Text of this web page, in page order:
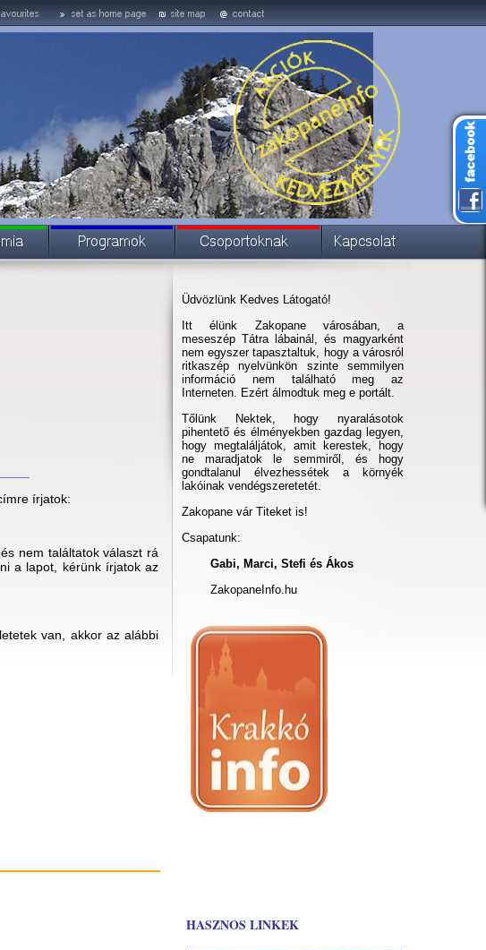
írjatok:
nem találtatok választ rá
a lapot, kérünk írjatok az
van, akkor az alábbi
Üdvözlünk Kedves Látogató!
Itt élünk Zakopane városában, a
meseszép Tátra lábainál, és magyarként
nem egyszer tapasztaltuk, hogy a városról
ritkaszép nyelvünkön szinte semmilyen
információ nem található meg az
Interneten. Ezért álmodtuk meg e portált.
Tőlünk Nektek, hogy nyaralásotok
pihentető és élményekben gazdag legyen,
hogy megtaláljátok, amit kerestek, hogy
ne maradjatok le semmiről, és hogy
gondtalanul élvezhessétek a környék
lakóinak vendégszeretetét.
Zakopane vár Titeket is!
Csapatunk:
Gabi, Marci, Stefi és Ákos
ZakopaneInfo.hu
HASZNOS LINKEK